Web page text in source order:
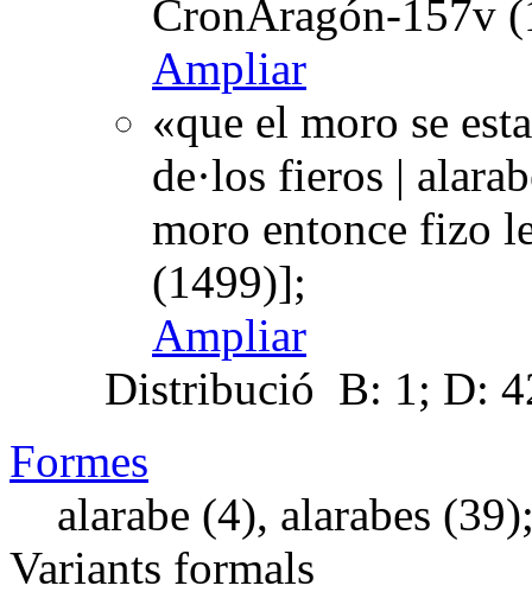
CronAragón-157v
Ampliar
«que el moro se
de·los fieros |
moro entonce fizo
(1499)];
Ampliar
Distribució B: 1; D:
Formes
alarabe (4), alarabes
Variants formals